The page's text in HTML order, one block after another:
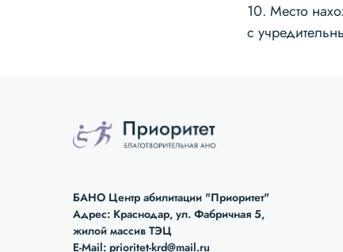
10. Место
с
БАНО Центр абилитации "Приоритет"
Адрес: Краснодар, ул. Фабричная 5,
жилой массив ТЭЦ
E-Mail: prioritet-krd@mail.ru